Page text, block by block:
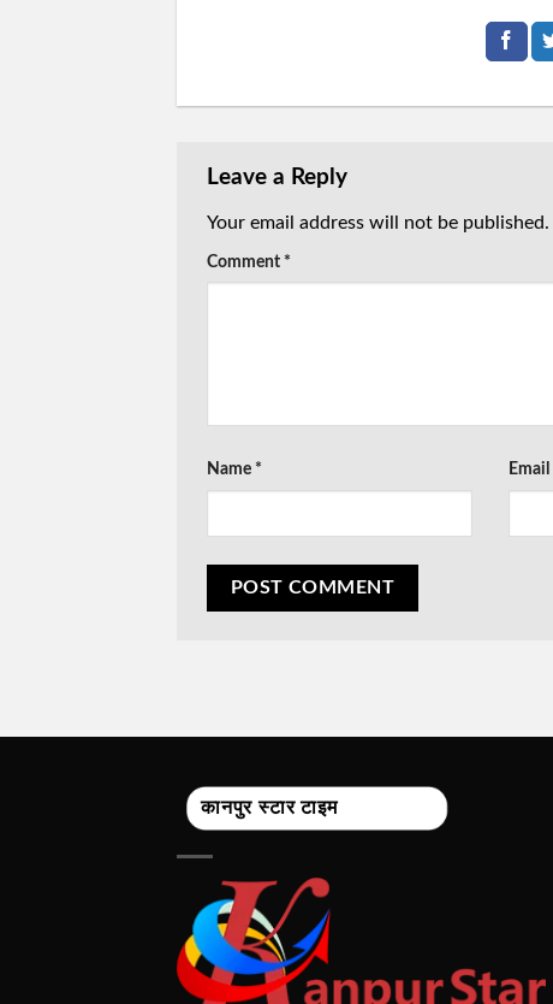
Leave a Reply
Your email address will not be published.
Comment *
Name * Email
कानपुर स्टार टाइम